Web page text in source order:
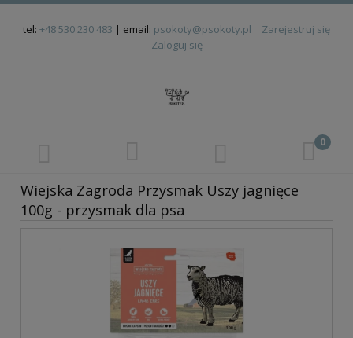
tel: +48 530 230 483 | email: psokoty@psokoty.pl
Zarejestruj się
Zaloguj się
Wiejska Zagroda Przysmak Uszy jagnięce
100g - przysmak dla psa